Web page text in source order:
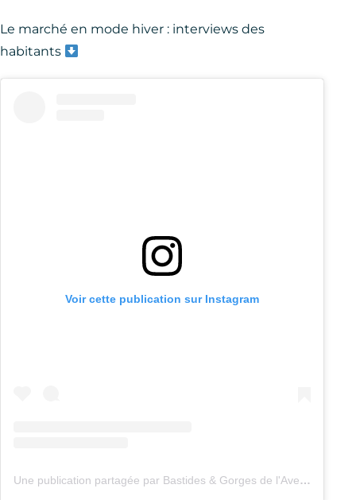
Le marché en mode hiver : interviews des
habitants
Voir cette publication sur Instagram
Une publication partagée par Bastides & Gorges de l'Aveyron (@bastidesgorgesaveyron)